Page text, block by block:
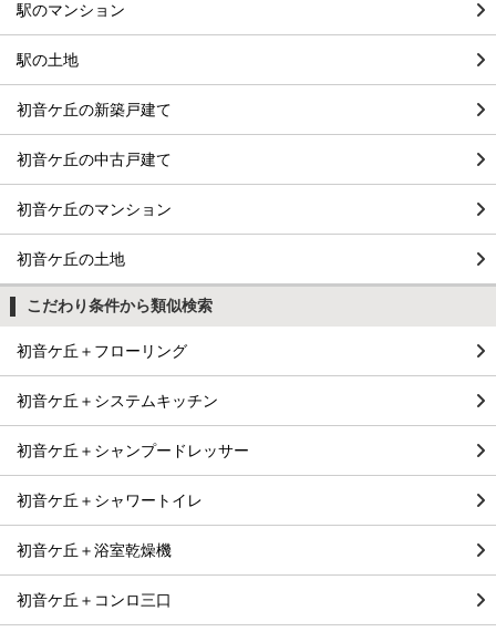
駅のマンション
駅の土地
初音ケ丘の新築戸建て
初音ケ丘の中古戸建て
初音ケ丘のマンション
初音ケ丘の土地
こだわり条件から類似検索
初音ケ丘＋フローリング
初音ケ丘＋システムキッチン
初音ケ丘＋シャンプードレッサー
初音ケ丘＋シャワートイレ
初音ケ丘＋浴室乾燥機
初音ケ丘＋コンロ三口